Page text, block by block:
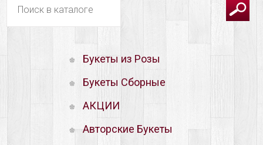
Букеты из Розы
Букеты Сборные
АКЦИИ
Авторские Букеты